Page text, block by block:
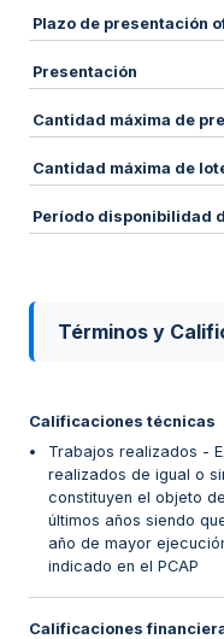
Plazo de presentación
Presentación
Cantidad máxima de
Cantidad máxima de
Período disponibilidad
Términos y
Calificaciones técnicas
Trabajos realizados -
realizados de igual o
constituyen el objeto
últimos años siendo
año de mayor
indicado en el PCAP
Calificaciones